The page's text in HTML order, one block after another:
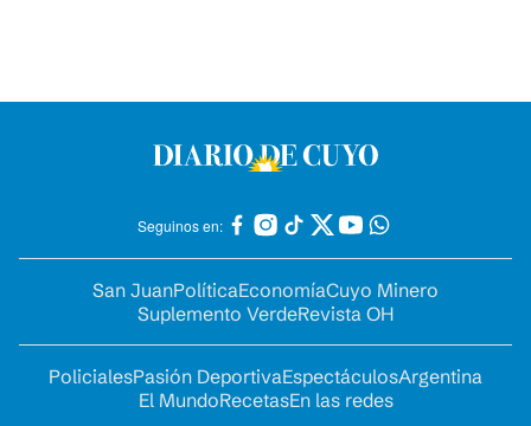
Seguinos en:
San JuanPolíticaEconomíaCuyo Minero
Suplemento VerdeRevista OH
PolicialesPasión DeportivaEspectáculosArgentina
El MundoRecetasEn las redes